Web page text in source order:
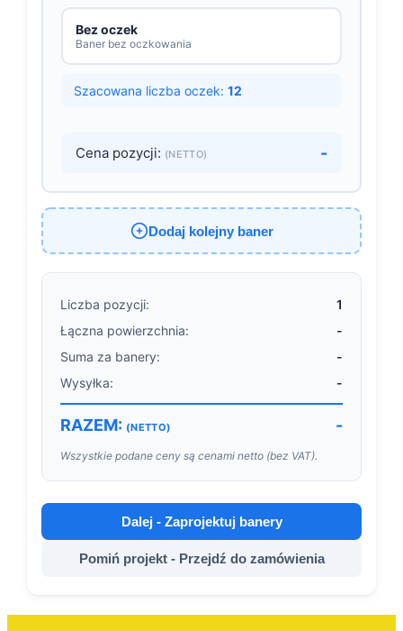
Bez oczek
Baner bez oczkowania
Szacowana liczba oczek: 12
Cena pozycji: (NETTO) -
Dodaj kolejny baner
Liczba pozycji:
1
Łączna powierzchnia:
-
Suma za banery:
-
Wysyłka:
-
RAZEM: (NETTO) -
Wszystkie podane ceny są cenami netto (bez VAT).
Dalej - Zaprojektuj banery
Pomiń projekt - Przejdź do zamówienia